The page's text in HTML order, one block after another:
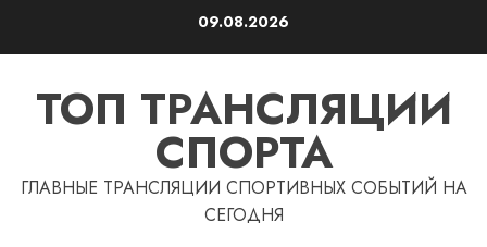
09.08.2026
ТОП ТРАНСЛЯЦИИ
СПОРТА
ГЛАВНЫЕ ТРАНСЛЯЦИИ СПОРТИВНЫХ СОБЫТИЙ НА
СЕГОДНЯ